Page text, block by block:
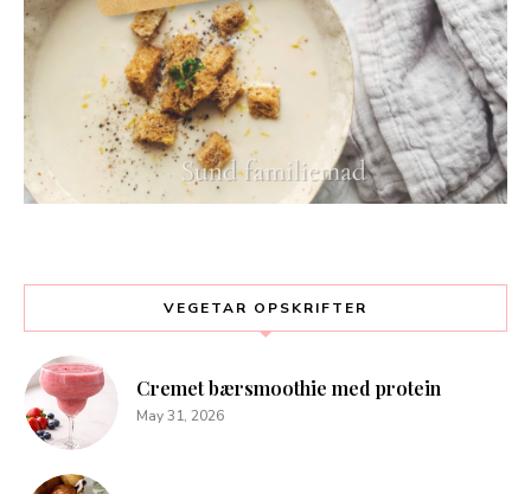
VEGETAR OPSKRIFTER
Cremet bærsmoothie med protein
May 31, 2026